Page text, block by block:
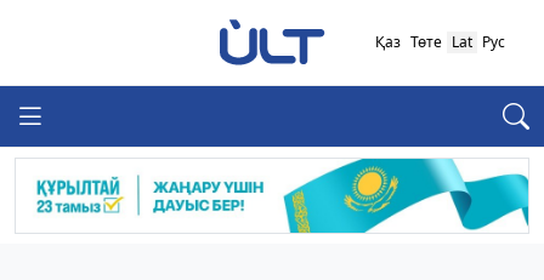
Қаз Төте Lat Рус